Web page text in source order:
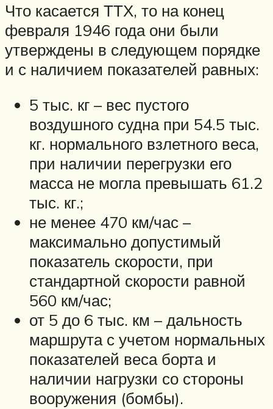
Что касается ТТХ, то на конец
февраля 1946 года они были
утверждены в следующем порядке
и с наличием показателей равных:
5 тыс. кг – вес пустого
воздушного судна при 54.5 тыс.
кг. нормального взлетного веса,
при наличии перегрузки его
масса не могла превышать 61.2
тыс. кг.;
не менее 470 км/час –
максимально допустимый
показатель скорости, при
стандартной скорости равной
560 км/час;
от 5 до 6 тыс. км – дальность
маршрута с учетом нормальных
показателей веса борта и
наличии нагрузки со стороны
вооружения (бомбы).